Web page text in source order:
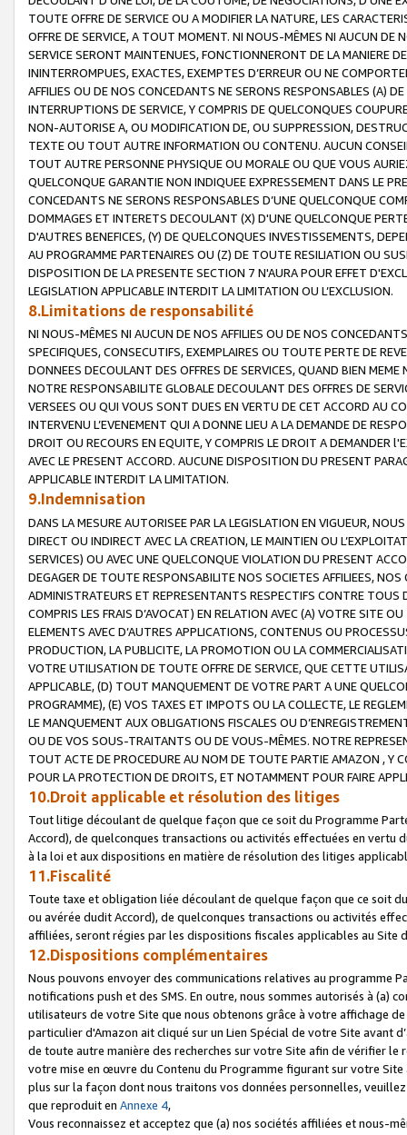
TOUTE OFFRE DE SERVICE OU A MODIFIER LA NATURE, LES
OFFRE DE SERVICE, A TOUT MOMENT. NI NOUS-MÊMES NI AUCUN DE
SERVICE SERONT MAINTENUES, FONCTIONNERONT DE LA MANIERE
ININTERROMPUES, EXACTES, EXEMPTES D’ERREUR OU NE
AFFILIES OU DE NOS CONCEDANTS NE SERONS RESPONSABLES (A)
INTERRUPTIONS DE SERVICE, Y COMPRIS DE QUELCONQUES
NON-AUTORISE A, OU MODIFICATION DE, OU SUPPRESSION,
TEXTE OU TOUT AUTRE INFORMATION OU CONTENU. AUCUN
TOUT AUTRE PERSONNE PHYSIQUE OU MORALE OU QUE VOUS
QUELCONQUE GARANTIE NON INDIQUEE EXPRESSEMENT DANS LE
CONCEDANTS NE SERONS RESPONSABLES D’UNE QUELCONQUE
DOMMAGES ET INTERETS DECOULANT (X) D'UNE QUELCONQUE
D'AUTRES BENEFICES, (Y) DE QUELCONQUES INVESTISSEMENTS,
AU PROGRAMME PARTENAIRES OU (Z) DE TOUTE RESILIATION OU
DISPOSITION DE LA PRESENTE SECTION 7 N'AURA POUR EFFET
LEGISLATION APPLICABLE INTERDIT LA LIMITATION OU L’EXCLUSION.
8.Limitations de responsabilité
NI NOUS-MÊMES NI AUCUN DE NOS AFFILIES OU DE NOS
SPECIFIQUES, CONSECUTIFS, EXEMPLAIRES OU TOUTE PERTE DE
DONNEES DECOULANT DES OFFRES DE SERVICES, QUAND BIEN
NOTRE RESPONSABILITE GLOBALE DECOULANT DES OFFRES DE
VERSEES OU QUI VOUS SONT DUES EN VERTU DE CET ACCORD AU
INTERVENU L’EVENEMENT QUI A DONNE LIEU A LA DEMANDE DE
DROIT OU RECOURS EN EQUITE, Y COMPRIS LE DROIT A DEMANDER
AVEC LE PRESENT ACCORD. AUCUNE DISPOSITION DU PRESENT
APPLICABLE INTERDIT LA LIMITATION.
9.Indemnisation
DANS LA MESURE AUTORISEE PAR LA LEGISLATION EN VIGUEUR,
DIRECT OU INDIRECT AVEC LA CREATION, LE MAINTIEN OU
SERVICES) OU AVEC UNE QUELCONQUE VIOLATION DU PRESENT
DEGAGER DE TOUTE RESPONSABILITE NOS SOCIETES AFFILIEES,
ADMINISTRATEURS ET REPRESENTANTS RESPECTIFS CONTRE
COMPRIS LES FRAIS D’AVOCAT) EN RELATION AVEC (A) VOTRE SITE
ELEMENTS AVEC D’AUTRES APPLICATIONS, CONTENUS OU
PRODUCTION, LA PUBLICITE, LA PROMOTION OU LA
VOTRE UTILISATION DE TOUTE OFFRE DE SERVICE, QUE CETTE
APPLICABLE, (D) TOUT MANQUEMENT DE VOTRE PART A UNE
PROGRAMME), (E) VOS TAXES ET IMPOTS OU LA COLLECTE, LE
LE MANQUEMENT AUX OBLIGATIONS FISCALES OU
OU DE VOS SOUS-TRAITANTS OU DE VOUS-MÊMES. NOTRE
TOUT ACTE DE PROCEDURE AU NOM DE TOUTE PARTIE AMAZON , Y
POUR LA PROTECTION DE DROITS, ET NOTAMMENT POUR FAIRE
10.Droit applicable et résolution des litiges
Tout litige découlant de quelque façon que ce soit du Programme
Accord), de quelconques transactions ou activités effectuées en vertu
à la loi et aux dispositions en matière de résolution des litiges
11.Fiscalité
Toute taxe et obligation liée découlant de quelque façon que ce soit
ou avérée dudit Accord), de quelconques transactions ou activités
affiliées, seront régies par les dispositions fiscales applicables au Site
12.Dispositions complémentaires
Nous pouvons envoyer des communications relatives au programme
notifications push et des SMS. En outre, nous sommes autorisés à
utilisateurs de votre Site que nous obtenons grâce à votre affichage
particulier d'Amazon ait cliqué sur un Lien Spécial de votre Site avant
de toute autre manière des recherches sur votre Site afin de vérifier
votre mise en œuvre du Contenu du Programme figurant sur votre
plus sur la façon dont nous traitons vos données personnelles,
que reproduit en Annexe 4,
Vous reconnaissez et acceptez que (a) nos sociétés affiliées et nous-